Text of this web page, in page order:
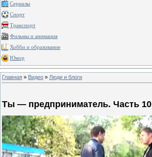
Сериалы
Спорт
Транспорт
Фильмы и анимация
Хобби и образование
Юмор
Главная » Видео » Люди и блоги
Ты — предприниматель. Часть 10